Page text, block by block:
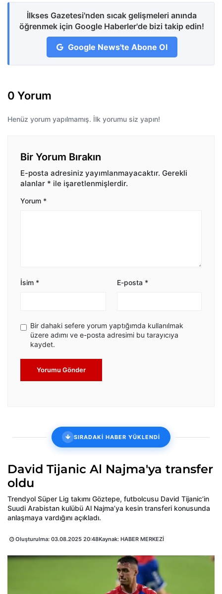
İlkses Gazetesi'nden sıcak gelişmeleri anında
öğrenmek için Google Haberler'de bizi takip edin!
Google News'te Abone Ol
0 Yorum
Henüz yorum yapılmamış. İlk yorumu siz yapın!
Bir Yorum Bırakın
E-posta adresiniz yayımlanmayacaktır. Gerekli
alanlar * ile işaretlenmişlerdir.
Yorum *
İsim * E-posta *
Bir dahaki sefere yorum yaptığımda kullanılmak
üzere adımı ve e-posta adresimi bu tarayıcıya
kaydet.
Yorumu Gönder
SIRADAKİ HABER YÜKLENDİ
David Tijanic Al Najma'ya transfer
oldu
Trendyol Süper Lig takımı Göztepe, futbolcusu David Tijanic’in
Suudi Arabistan kulübü Al Najma’ya kesin transferi konusunda
anlaşmaya vardığını açıkladı.
Oluşturulma: 03.08.2025 20:48Kaynak: HABER MERKEZİ